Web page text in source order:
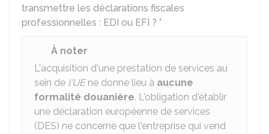
transmettre les déclarations fiscales
professionnelles : EDI ou EFI ? "
À noter
L'acquisition d'une prestation de services au
sein de l'UEne donne lieu à aucune
formalité douanière. L'obligation d'établir
une déclaration européenne de services
(DES) ne concerne que l'entreprise qui vend